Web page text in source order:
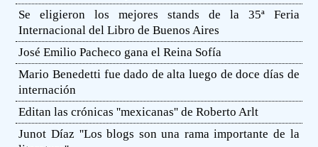
Se eligieron los mejores stands de la 35ª Feria
Internacional del Libro de Buenos Aires
José Emilio Pacheco gana el Reina Sofía
Mario Benedetti fue dado de alta luego de doce días de
internación
Editan las crónicas ''mexicanas'' de Roberto Arlt
Junot Díaz ''Los blogs son una rama importante de la